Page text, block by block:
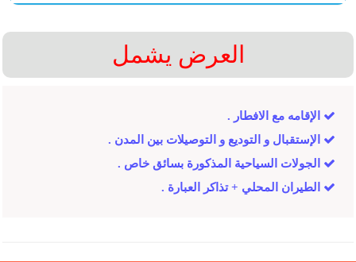
العرض يشمل
الإقامه مع الافطار .
الإستقبال و التوديع و التوصيلات بين المدن .
الجولات السياحية المذكورة بسائق خاص .
الطيران المحلي + تذاكر العبارة .